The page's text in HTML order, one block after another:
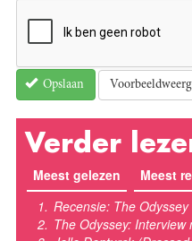
Opslaan
Verder
Meest gelezen (actieve
Meest
Recensie: The Odyssey
The Odyssey: